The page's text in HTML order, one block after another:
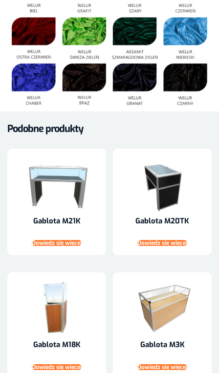
Podobne produkty
Gablota M21K
Dowiedz się więcej
Gablota M20TK
Dowiedz się więcej
Gablota M18K
Dowiedz się więcej
Gablota M3K
Dowiedz się więcej